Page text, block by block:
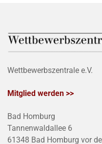
Wettbewerbszentrale e.V.
Mitglied werden >>
Bad Homburg
Tannenwaldallee 6
61348 Bad Homburg vor